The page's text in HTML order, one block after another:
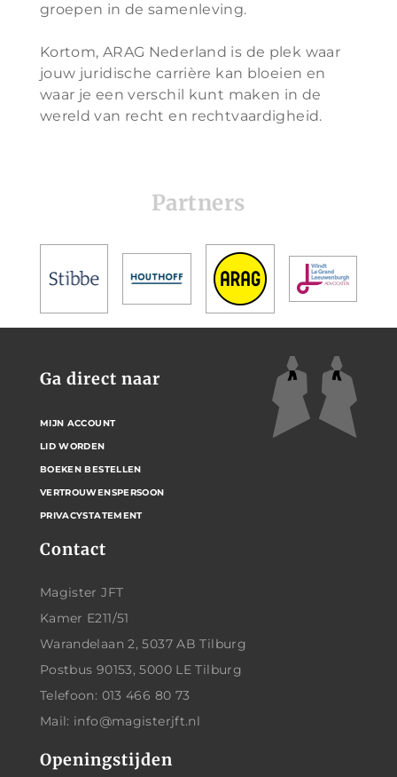
groepen in de samenleving.
Kortom, ARAG Nederland is de plek waar
jouw juridische carrière kan bloeien en
waar je een verschil kunt maken in de
wereld van recht en rechtvaardigheid.
Partners
Contact
Magister JFT
Kamer E211/51
Warandelaan 2, 5037 AB Tilburg
Postbus 90153, 5000 LE Tilburg
Telefoon: 013 466 80 73
Mail: info@magisterjft.nl
Openingstijden
Ga direct naar
MIJN ACCOUNT
LID WORDEN
BOEKEN BESTELLEN
VERTROUWENSPERSOON
PRIVACYSTATEMENT